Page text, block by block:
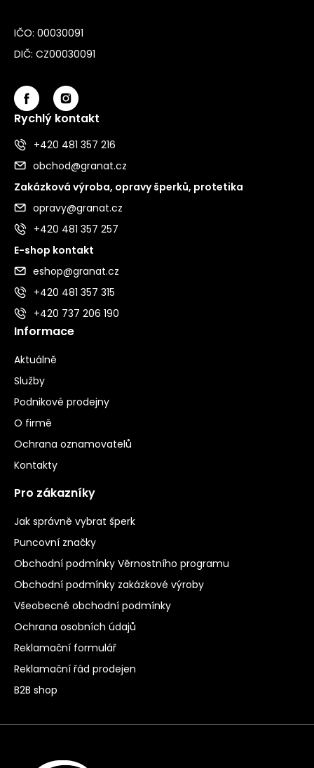
IČO: 00030091
DIČ: CZ00030091
Rychlý kontakt
+420 481 357 216
obchod@granat.cz
Zakázková výroba, opravy šperků, protetika
opravy@granat.cz
+420 481 357 257
E-shop kontakt
eshop@granat.cz
+420 481 357 315
+420 737 206 190
Informace
Aktuálně
Služby
Podnikové prodejny
O firmě
Ochrana oznamovatelů
Kontakty
Pro zákazníky
Jak správně vybrat šperk
Puncovní značky
Obchodní podmínky Věrnostního programu
Obchodní podmínky zakázkové výroby
Všeobecné obchodní podmínky
Ochrana osobních údajů
Reklamační formulář
Reklamační řád prodejen
B2B shop